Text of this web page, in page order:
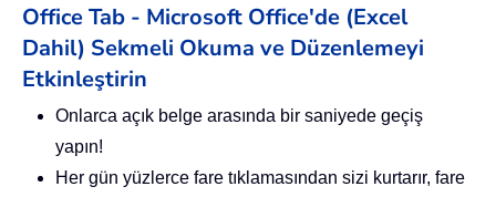
Office Tab - Microsoft Office'de (Excel
Dahil) Sekmeli Okuma ve Düzenlemeyi
Etkinleştirin
Onlarca açık belge arasında bir saniyede geçiş
yapın!
Her gün yüzlerce fare tıklamasından sizi kurtarır, fare